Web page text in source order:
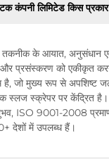
कंपनी लिमिटेड किस
तकनीक के आयात, अनुसंधान
और प्रसंस्करण को एकीकृत
है, जो मुख्य रूप से अपशिष्ट
स्लज स्क्रेपर पर केंद्रित
ISO 9001-2008
देशों में उपलब्ध हैं।